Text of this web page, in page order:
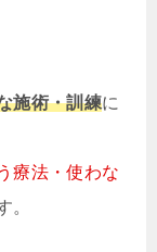
施術・訓練に
療法・使わな
。